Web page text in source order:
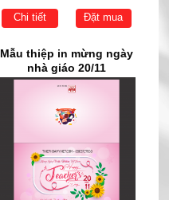
Chi tiết Đặt mua
Mẫu thiệp in mừng ngày
nhà giáo 20/11